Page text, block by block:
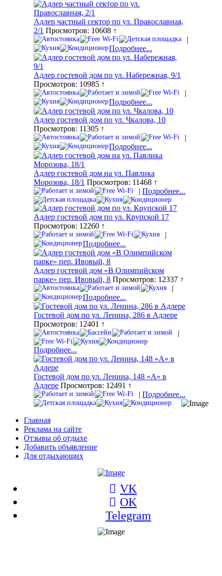
Адлер частный сектор по ул. Православная,
2/1 Просмотров: 10608 ↑
|
Подробнее...
Адлер гостевой дом по ул. Набережная, 9/1
Просмотров: 10985 ↑
|
Подробнее...
Адлер гостевой дом по ул. Чкалова, 10
Просмотров: 11305 ↑
|
Подробнее...
Адлер гостевой дом на ул. Павлика
Морозова, 18/1 Просмотров: 11468 ↑
| Подробнее...
Адлер гостевой дом по ул. Крупской 17
Просмотров: 12260 ↑
|
Подробнее...
Адлер гостевой дом «В Олимпийском
парке» пер. Ивовый, 8 Просмотров: 12337 ↑
|
Подробнее...
Гостевой дом по ул. Ленина, 286 в Адлере
Просмотров: 12401 ↑
|
Подробнее...
Гостевой дом по ул. Ленина, 148 «А» в
Адлере Просмотров: 12491 ↑
| Подробнее...
Главная
Реклама на сайте
Отзывы об отдыхе
Добавить объявление
Для отдыхающих
VK
OK
Telegram